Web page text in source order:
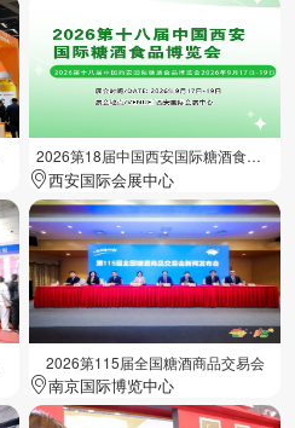
2026第18届中国西安国际糖酒食品展览会
西安国际会展中心
2026第115届全国糖酒商品交易会
南京国际博览中心